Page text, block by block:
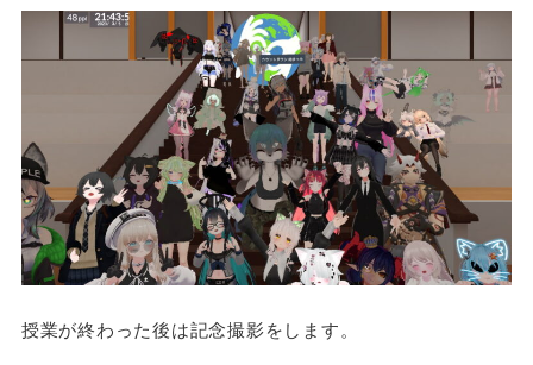
授業が終わった後は記念撮影をします。